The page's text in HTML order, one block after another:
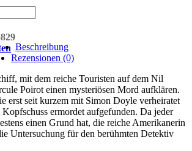
Beschreibung
Rezensionen (0)
mit dem reiche Touristen auf dem Nil
Poirot einen mysteriösen Mord aufklären.
erst seit kurzem mit Simon Doyle verheiratet
ermordet aufgefunden. Da jeder
einen Grund hat, die reiche Amerikanerin
Untersuchung für den berühmten Detektiv